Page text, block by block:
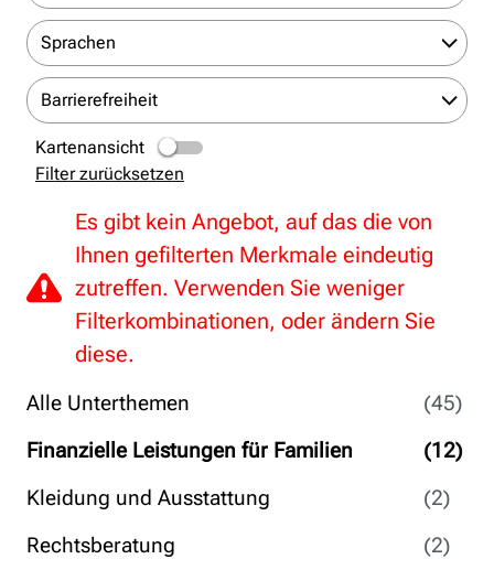
Alle Unterthemen
(45)
Finanzielle Leistungen für Familien
(12)
Kleidung und Ausstattung
(2)
Rechtsberatung
(2)
Sprachen
Barrierefreiheit
Kartenansicht
Filter zurücksetzen
Es gibt kein Angebot, auf das die von
Ihnen gefilterten Merkmale eindeutig
zutreffen. Verwenden Sie weniger
Filterkombinationen, oder ändern Sie
diese.